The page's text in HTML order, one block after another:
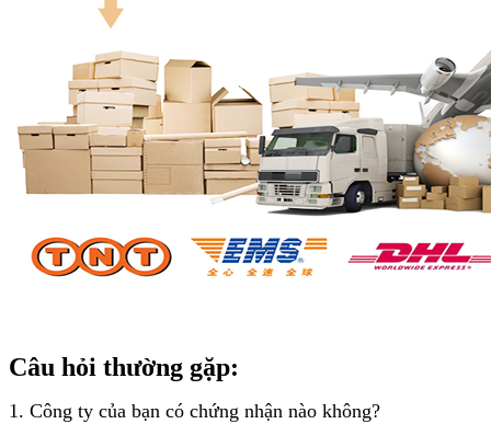
Câu hỏi thường gặp:
1. Công ty của bạn có chứng nhận nào không?